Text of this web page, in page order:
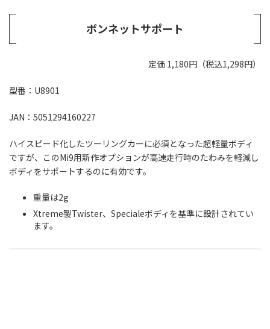
ボンネットサポート
定価 1,180円（税込1,298円）
型番：U8901
JAN：5051294160227
ハイスピード化したツーリングカーに必須となった超軽量ボディ
ですが、このMi9用新作オプションが高速走行時のたわみを軽減し
ボディをサポートするのに有効です。
重量は2g
Xtreme製Twister、Specialeボディを基準に設計されてい
ます。